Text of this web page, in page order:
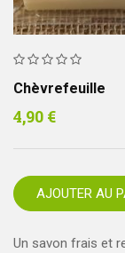
Chèvrefeuille
4,90 €
AJOUTER AU
Un savon frais et